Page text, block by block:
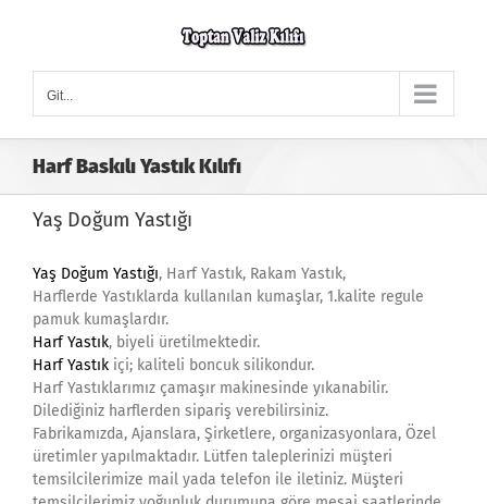
Git...
Harf Baskılı Yastık Kılıfı
Yaş Doğum Yastığı
Yaş Doğum Yastığı, Harf Yastık, Rakam Yastık,
Harflerde Yastıklarda kullanılan kumaşlar, 1.kalite regule
pamuk kumaşlardır.
Harf Yastık, biyeli üretilmektedir.
Harf Yastık içi; kaliteli boncuk silikondur.
Harf Yastıklarımız çamaşır makinesinde yıkanabilir.
Dilediğiniz harflerden sipariş verebilirsiniz.
Fabrikamızda, Ajanslara, Şirketlere, organizasyonlara, Özel
üretimler yapılmaktadır. Lütfen taleplerinizi müşteri
temsilcilerimize mail yada telefon ile iletiniz. Müşteri